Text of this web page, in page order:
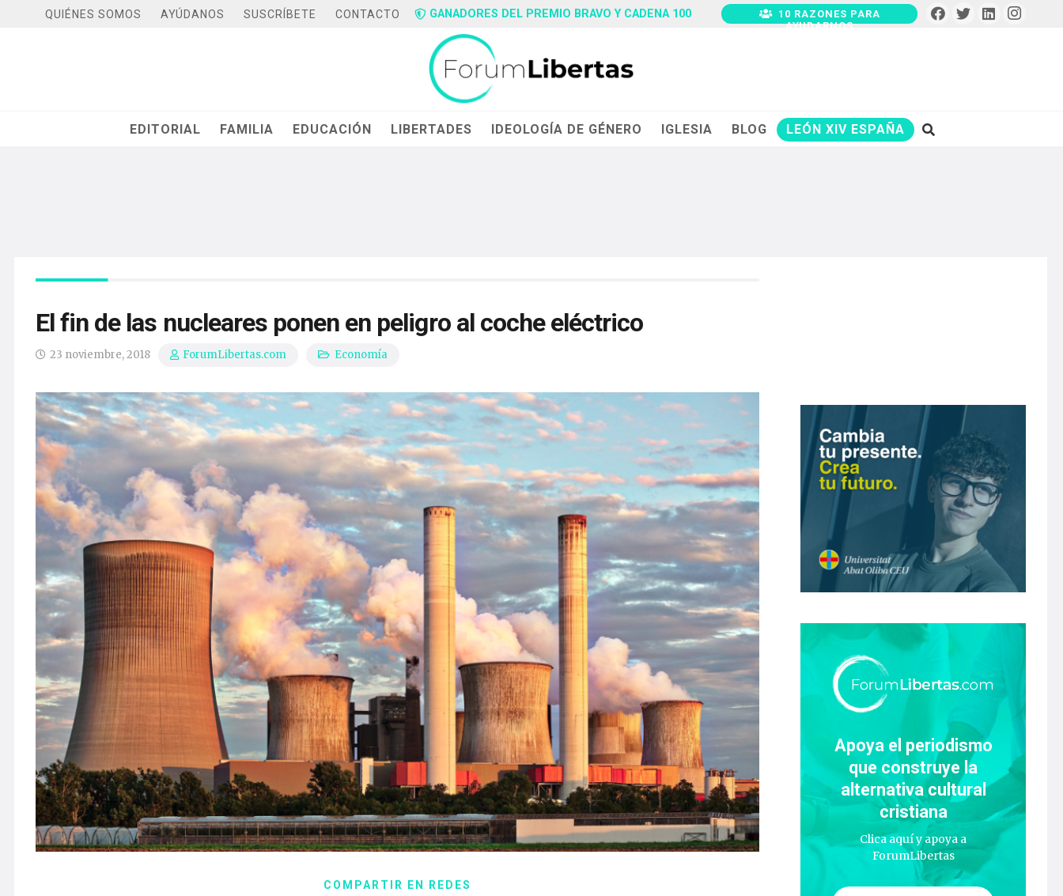
QUIÉNES SOMOS AYÚDANOS SUSCRÍBETE CONTACTO GANADORES DEL PREMIO BRAVO Y CADENA 100
10 RAZONES PARA
AYUDARNOS
EDITORIAL FAMILIA EDUCACIÓN LIBERTADES IDEOLOGÍA DE GÉNERO IGLESIA BLOG LEÓN XIV ESPAÑA
El fin de las nucleares ponen en peligro al coche eléctrico
23 noviembre, 2018 ForumLibertas.com Economía
COMPARTIR EN REDES
Apoya el periodismo
que construye la
alternativa cultural
cristiana
Clica aquí y apoya a
ForumLibertas